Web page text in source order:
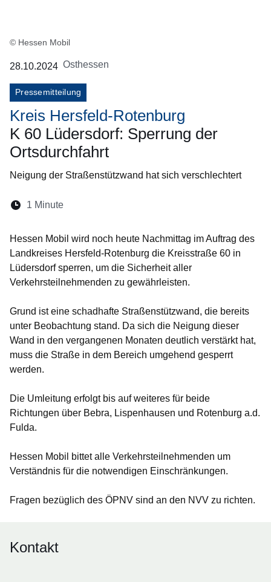
© Hessen Mobil
28.10.2024 Osthessen
Pressemitteilung
Kreis Hersfeld-Rotenburg
K 60 Lüdersdorf: Sperrung der
Ortsdurchfahrt
Neigung der Straßenstützwand hat sich verschlechtert
Lesedauer:
1 Minute
Hessen Mobil wird noch heute Nachmittag im Auftrag des
Landkreises Hersfeld-Rotenburg die Kreisstraße 60 in
Lüdersdorf sperren, um die Sicherheit aller
Verkehrsteilnehmenden zu gewährleisten.
Grund ist eine schadhafte Straßenstützwand, die bereits
unter Beobachtung stand. Da sich die Neigung dieser
Wand in den vergangenen Monaten deutlich verstärkt hat,
muss die Straße in dem Bereich umgehend gesperrt
werden.
Die Umleitung erfolgt bis auf weiteres für beide
Richtungen über Bebra, Lispenhausen und Rotenburg a.d.
Fulda.
Hessen Mobil bittet alle Verkehrsteilnehmenden um
Verständnis für die notwendigen Einschränkungen.
Fragen bezüglich des ÖPNV sind an den NVV zu richten.
Kontakt